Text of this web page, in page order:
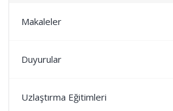
Makaleler
Duyurular
Uzlaştırma Eğitimleri